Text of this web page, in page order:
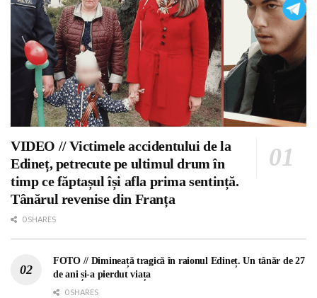
VIDEO // Victimele accidentului de la
Edineț, petrecute pe ultimul drum în
timp ce făptașul își afla prima sentință.
Tânărul revenise din Franța
0 SHARES
FOTO // Dimineață tragică în raionul Edineț. Un tânăr de 27
de ani și-a pierdut viața
0 SHARES